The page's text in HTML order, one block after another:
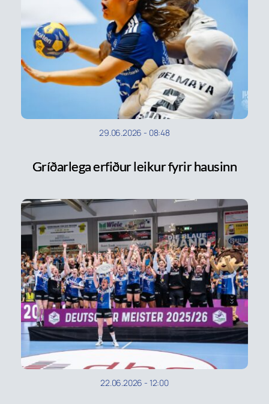
29.06.2026 - 08:48
Gríðarlega erfiður leikur fyrir hausinn
22.06.2026 - 12:00